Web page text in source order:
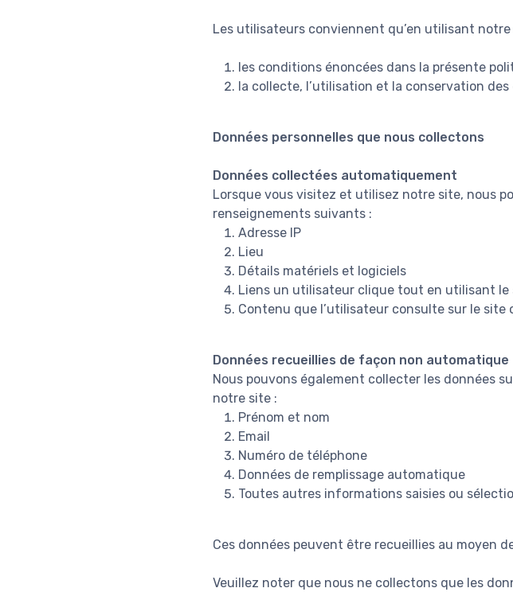
Les utilisateurs conviennent qu’en utilisant
les conditions énoncées dans la présente
la collecte, l’utilisation et la conservation
Données personnelles que nous collectons
Données collectées automatiquement
Lorsque vous visitez et utilisez notre site, nous
renseignements suivants :
Adresse IP
Lieu
Détails matériels et logiciels
Liens un utilisateur clique tout en utilisant le
Contenu que l’utilisateur consulte sur le site
Données recueillies de façon non automatique
Nous pouvons également collecter les données
notre site :
Prénom et nom
Email
Numéro de téléphone
Données de remplissage automatique
Toutes autres informations saisies ou
Ces données peuvent être recueillies au moyen
Veuillez noter que nous ne collectons que les